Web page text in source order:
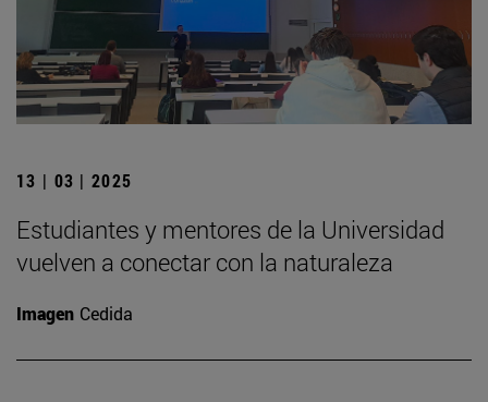
13 | 03 | 2025
Estudiantes y mentores de la Universidad
vuelven a conectar con la naturaleza
Imagen Cedida